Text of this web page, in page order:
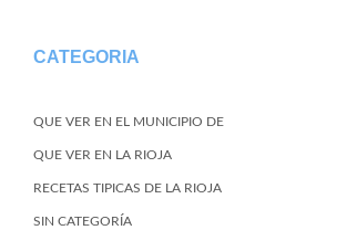
CATEGORIA
QUE VER EN EL MUNICIPIO DE
QUE VER EN LA RIOJA
RECETAS TIPICAS DE LA RIOJA
SIN CATEGORÍA